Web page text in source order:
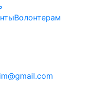
Волонтерам